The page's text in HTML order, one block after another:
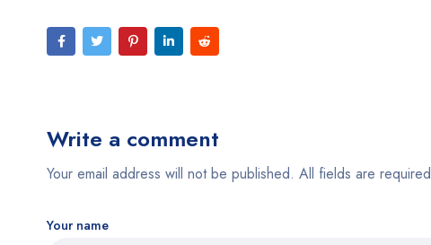
Write a comment
Your email address will not be published. All fields are required
Your name